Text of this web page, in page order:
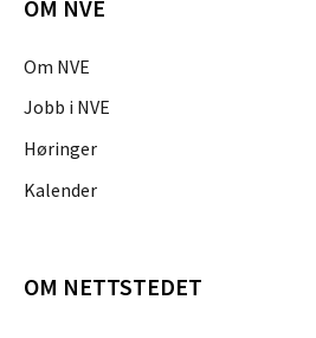
OM NVE
Om NVE
Jobb i NVE
Høringer
Kalender
OM NETTSTEDET